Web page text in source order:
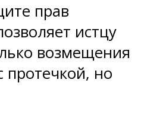
прав
истцу
возмещения
протечкой, но